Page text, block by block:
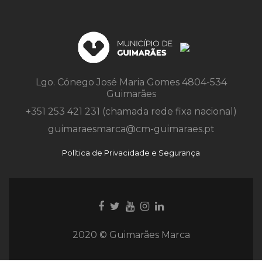
Lgo. Cónego José Maria Gomes 4804-534
Guimarães
+351 253 421 231 (chamada rede fixa nacional)
guimaraesmarca@cm-guimaraes.pt
Política de Privacidade e Segurança
Ligação
Facebook
Ligação
Twitter
Youtube
Ligação
Instagram
Ligação
Instagram
2020 © Guimarães Marca